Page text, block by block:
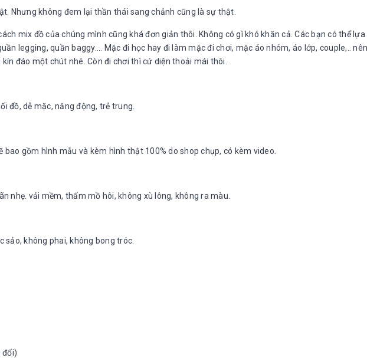
Nhưng không đem lại thần thái sang chảnh cũng là sự thật.
mix đồ của chúng mình cũng khá đơn giản thôi. Không có gì khó khăn cả. Các bạn có thể lựa
legging, quần baggy.... Mặc đi học hay đi làm mặc đi chơi, mặc áo nhóm, áo lớp, couple,.. nên
đáo một chút nhé. Còn đi chơi thì cứ diện thoải mái thôi.
đồ, dễ mặc, năng động, trẻ trung.
bao gồm hình mẫu và kèm hình thật 100% do shop chụp, có kèm video.
nhẹ. vải mềm, thấm mồ hôi, không xù lông, không ra màu.
sảo, không phai, không bong tróc.
đối)